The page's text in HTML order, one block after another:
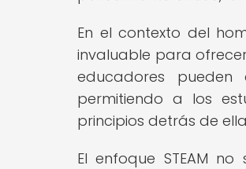
En el contexto del
invaluable para
educadores pueden
permitiendo a los
principios detrás de
El enfoque STEAM